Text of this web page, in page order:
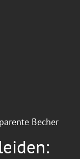
Becher